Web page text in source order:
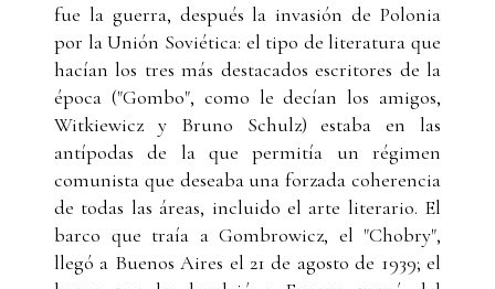
fue la guerra, después la invasión de Polonia
por la Unión Soviética: el tipo de literatura que
hacían los tres más destacados escritores de la
época ("Gombo", como le decían los amigos,
Witkiewicz y Bruno Schulz) estaba en las
antípodas de la que permitía un régimen
comunista que deseaba una forzada coherencia
de todas las áreas, incluido el arte literario. El
barco que traía a Gombrowicz, el "Chobry",
llegó a Buenos Aires el 21 de agosto de 1939; el